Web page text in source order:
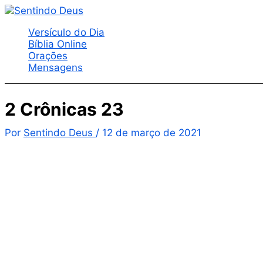
Ir
conteúdo
Versículo do Dia
Bíblia Online
Orações
Mensagens
2 Crônicas 23
Por Sentindo Deus / 12 de março de 2021